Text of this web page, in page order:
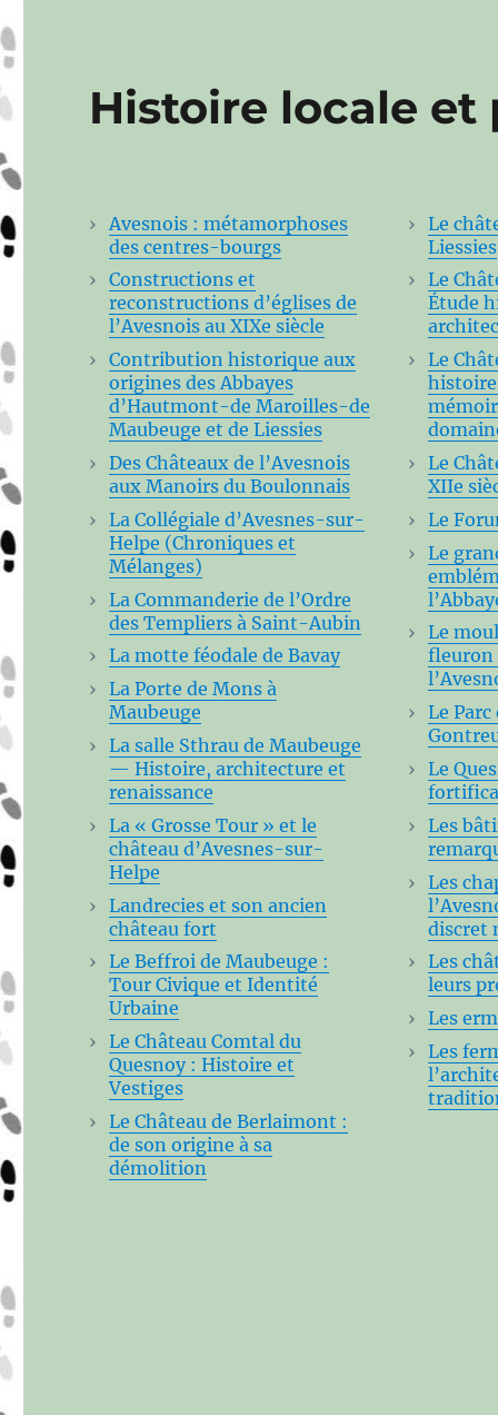
Histoire locale
Avesnois : métamorphoses
des centres-bourgs
Constructions et
reconstructions d’églises de
l’Avesnois au XIXe siècle
Contribution historique aux
origines des Abbayes
d’Hautmont-de Maroilles-de
Maubeuge et de Liessies
Des Châteaux de l’Avesnois
aux Manoirs du Boulonnais
La Collégiale d’Avesnes-sur-
Helpe (Chroniques et
Mélanges)
La Commanderie de l’Ordre
des Templiers à Saint-Aubin
La motte féodale de Bavay
La Porte de Mons à
Maubeuge
La salle Sthrau de Maubeuge
— Histoire, architecture et
renaissance
La « Grosse Tour » et le
château d’Avesnes-sur-
Helpe
Landrecies et son ancien
château fort
Le Beffroi de Maubeuge :
Tour Civique et Identité
Urbaine
Le Château Comtal du
Quesnoy : Histoire et
Vestiges
Le Château de Berlaimont :
de son origine à sa
démolition
Le
Liessies
Le
Étude
Le
Le
XIIe
Le
Le
Le
fleuron
Le Parc
Le
Les
Les
discret
Les
leurs
Les
Les